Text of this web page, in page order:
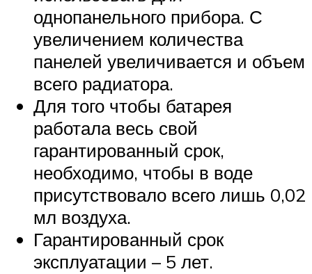
однопанельного прибора. С
увеличением количества
панелей увеличивается и объем
всего радиатора.
Для того чтобы батарея
работала весь свой
гарантированный срок,
необходимо, чтобы в воде
присутствовало всего лишь 0,02
мл воздуха.
Гарантированный срок
эксплуатации – 5 лет.